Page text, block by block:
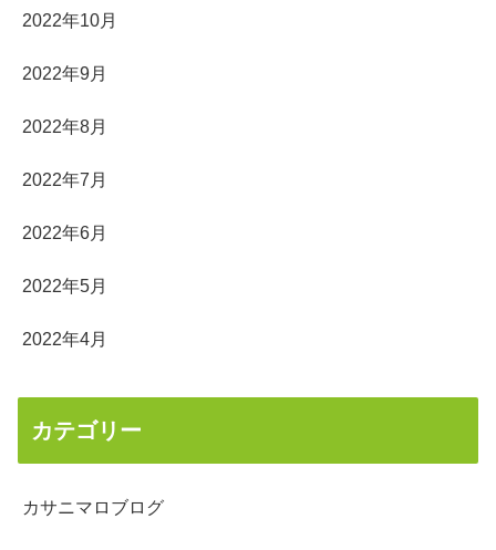
2022年10月
2022年9月
2022年8月
2022年7月
2022年6月
2022年5月
2022年4月
カテゴリー
カサニマロブログ